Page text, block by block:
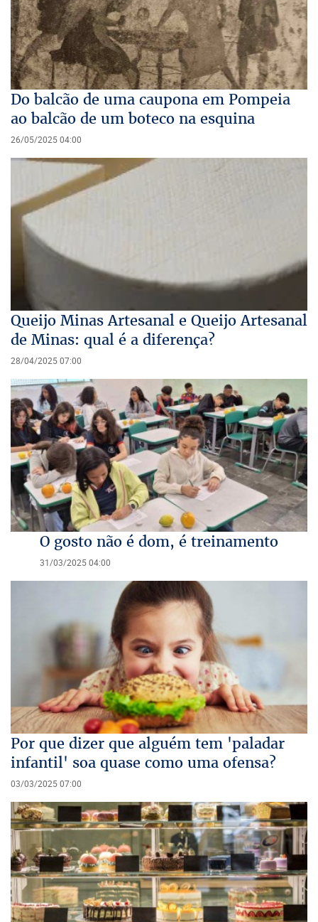
Do balcão de uma caupona em Pompeia
ao balcão de um boteco na esquina
26/05/2025 04:00
Queijo Minas Artesanal e Queijo Artesanal
de Minas: qual é a diferença?
28/04/2025 07:00
O gosto não é dom, é treinamento
31/03/2025 04:00
Por que dizer que alguém tem 'paladar
infantil' soa quase como uma ofensa?
03/03/2025 07:00